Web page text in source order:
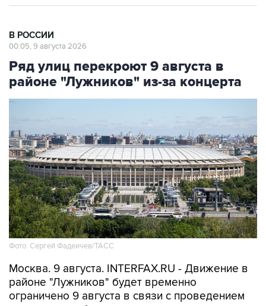
Ряд улиц перекроют 9 августа в
районе "Лужников" из-за концерта
Фото: Сергей Фадеичев/ТАСС
Москва. 9 августа. INTERFAX.RU - Движение в
ограничено 9 августа в связи с проведением
концерта, сообщили в столичном департаменте
транспорта.